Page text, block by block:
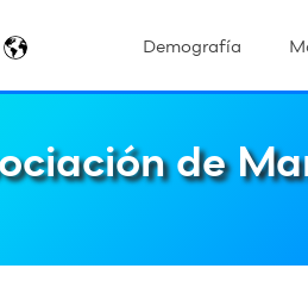
Demografía
de